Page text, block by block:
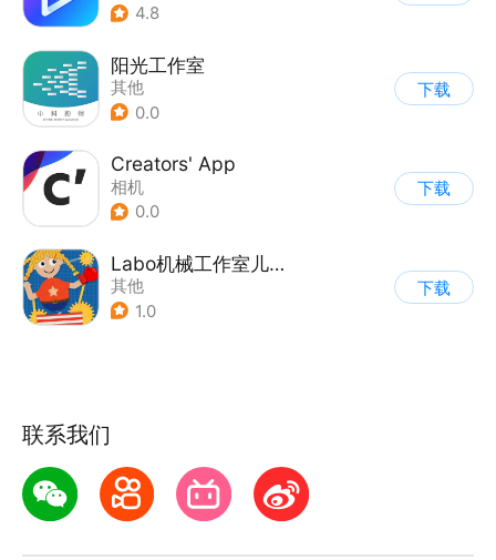
4.8
阳光工作室
其他
0.0
下载
Creators' App
相机
0.0
下载
Labo机械工作室儿童应用
其他
1.0
下载
联系我们